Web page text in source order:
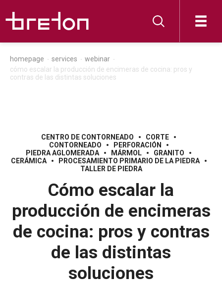
homepage services
webinar
cómo escalar la producción de encimeras de cocina: pros y
contras de las distintas soluciones
CENTRO DE CONTORNEADO
CORTE
CONTORNEADO
PERFORACIÓN
PIEDRA AGLOMERADA
MÁRMOL
GRANITO
CERÁMICA
PROCESAMIENTO PRIMARIO DE LA PIEDRA
TALLER DE PIEDRA
Cómo escalar la
producción de encimeras
de cocina: pros y contras
de las distintas
soluciones